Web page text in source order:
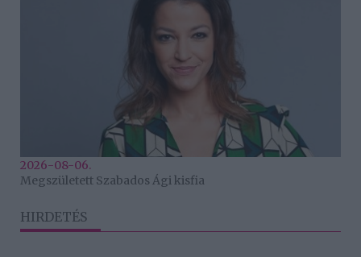
2026-08-06.
Megszületett Szabados Ági kisfia
HIRDETÉS